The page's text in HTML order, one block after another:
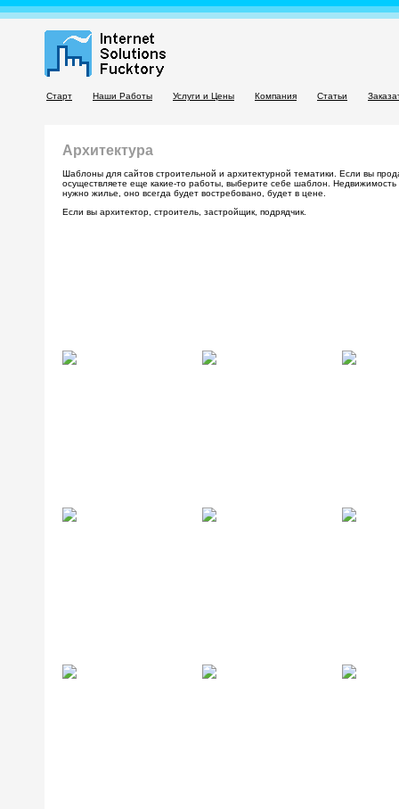
Старт Наши Работы Услуги и Цены Компания Статьи
Архитектура
Шаблоны для сайтов строительной и архитектурной тематики. Если вы
осуществляете еще какие-то работы, выберите себе шаблон. Недвижимость
нужно жилье, оно всегда будет востребовано, будет в цене.
Если вы архитектор, строитель, застройщик, подрядчик.